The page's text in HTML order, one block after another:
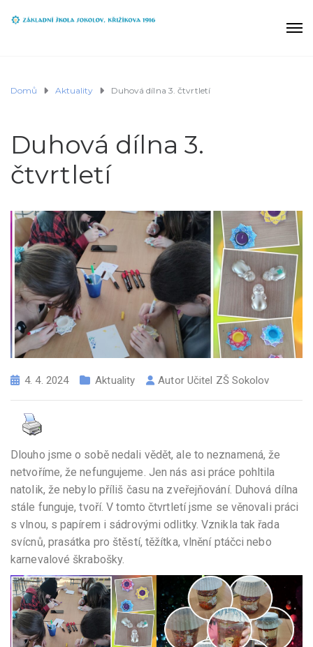
Domů Aktuality Duhová dílna 3. čtvrtletí
Duhová dílna 3.
čtvrtletí
4. 4. 2024 Aktuality Autor Učitel ZŠ Sokolov
Dlouho jsme o sobě nedali vědět, ale to neznamená, že
netvoříme, že nefungujeme. Jen nás asi práce pohltila
natolik, že nebylo příliš času na zveřejňování. Duhová dílna
stále funguje, tvoří. V tomto čtvrtletí jsme se věnovali práci
s vlnou, s papírem i sádrovými odlitky. Vznikla tak řada
svícnů, prasátka pro štěstí, těžítka, vlnění ptáčci nebo
karnevalové škrabošky.